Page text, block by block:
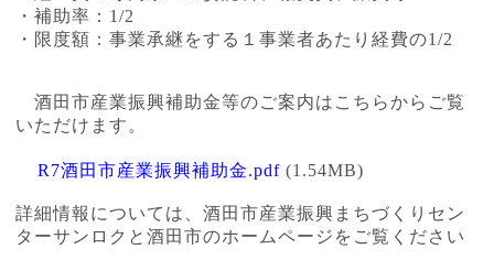
・補助率：1/2
・限度額：事業承継をする１事業者あたり経費の1/2
酒田市産業振興補助金等のご案内はこちらからご覧
いただけます。
R7酒田市産業振興補助金.pdf (1.54MB)
詳細情報については、酒田市産業振興まちづくりセン
ターサンロクと酒田市のホームページをご覧ください